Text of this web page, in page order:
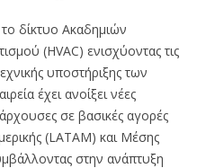
δίκτυο Ακαδημιών
(HVAC) ενισχύοντας τις
υποστήριξης των
έχει ανοίξει νέες
σε βασικές αγορές
(LATAM) και Μέσης
στην ανάπτυξη